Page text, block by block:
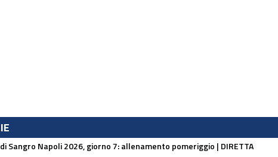
Sangro Napoli 2026, giorno 7: allenamento pomeriggio | DIRETTA